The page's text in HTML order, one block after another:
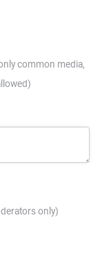
common media,
only)